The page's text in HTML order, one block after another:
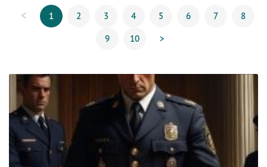
< 1 2 3 4 5 6 7
8
9
10 >